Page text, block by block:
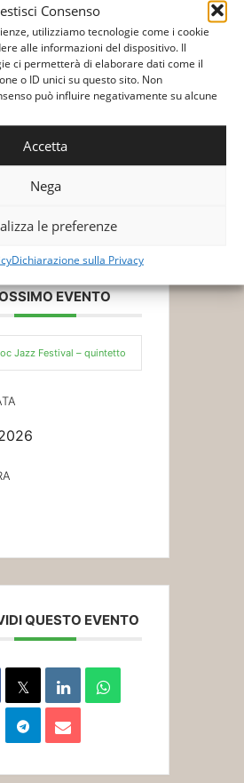
Consenso
utilizziamo tecnologie come i cookie
alle informazioni del dispositivo. Il
ci permetterà di elaborare dati come il
o ID unici su questo sito. Non
può influire negativamente su alcune
Accetta
Nega
le preferenze
Dichiarazione sulla Privacy
a Google Calendar
+ Esporta iCal
EVENTO
Jazz Festival – quintetto
QUESTO EVENTO